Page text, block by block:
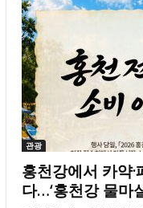
관광
홍천강에서 카약
다…‘홍천강 물마